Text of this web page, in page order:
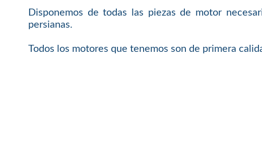
Disponemos de todas las piezas de motor
persianas.
Todos los motores que tenemos son de primera